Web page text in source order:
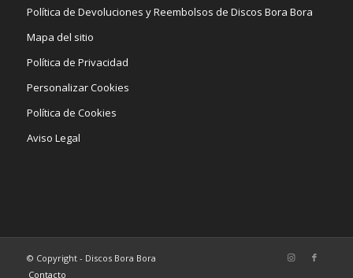
Política de Devoluciones y Reembolsos de Discos Bora Bora
Mapa del sitio
Política de Privacidad
Personalizar Cookies
Política de Cookies
Aviso Legal
© Copyright - Discos Bora Bora
Contacto